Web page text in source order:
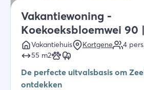
Vakantiewoning -
Koekoeksbloemwei 90
Vakantiehuis Kortgene 4
55 m2
De perfecte uitvalsbasis om
ontdekken